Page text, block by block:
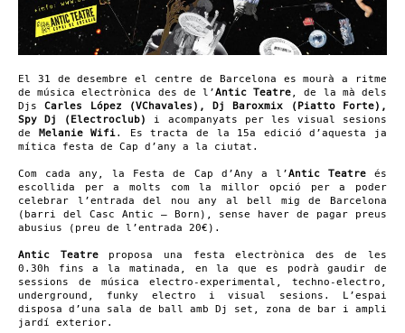
El 31 de desembre el centre de Barcelona es mourà a ritme
de música electrònica des de l’Antic Teatre, de la mà dels
DjsCarles López (VChavales), Dj Baroxmix (Piatto Forte),
Spy Dj (Electroclub)
i acompanyats per les visual sesions
de Melanie Wifi. Es tracta de la 15a edició d’aquesta ja
mítica festa de Cap d’any a la ciutat.
Com cada any, la Festa de Cap d’Any a l’Antic Teatreés
escollida per a molts com la millor opció per a poder
celebrar l’entrada del nou any al bell mig de Barcelona
(barri del Casc Antic – Born), sense haver de pagar preus
abusius (preu de l’entrada 20€).
Antic Teatreproposa una festa electrònica des de les
0.30h fins a la matinada, en la que es podrà gaudir de
sessions de música electro-experimental, techno-electro,
underground, funky electro i visual sesions. L’espai
disposa d’una sala de ball amb Dj set, zona de bar i ampli
jardí exterior.